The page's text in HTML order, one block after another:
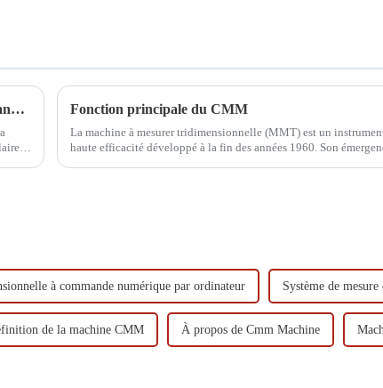
Quels sont les défauts dans la conception de la structure à poutre triangulaire de la MMT ? Fonction principale du CMM
La machine à mesurer tridimensionnelle (MMT) est un
haute efficacité développé à la fin des années 1960. Son
à commande numérique par ordinateur Système de
de la machine CMM À propos de Cmm Machine